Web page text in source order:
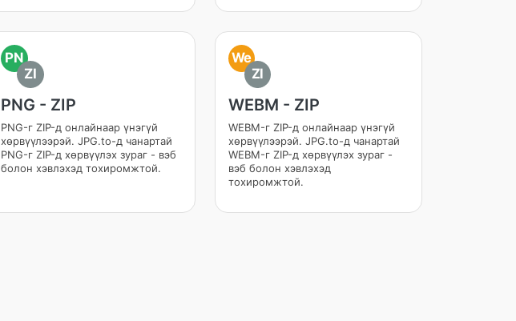
PN
ZI
PNG - ZIP
PNG-г ZIP-д онлайнаар үнэгүй
хөрвүүлээрэй. JPG.to-д чанартай
PNG-г ZIP-д хөрвүүлэх зураг - вэб
болон хэвлэхэд тохиромжтой.
We
ZI
WEBM - ZIP
WEBM-г ZIP-д онлайнаар үнэгүй
хөрвүүлээрэй. JPG.to-д чанартай
WEBM-г ZIP-д хөрвүүлэх зураг -
вэб болон хэвлэхэд
тохиромжтой.